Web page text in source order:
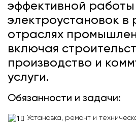
эффективной работы
электроустановок в
отраслях
включая
производство и
услуги.
Обязанности и задачи:
Установка, ремонт и